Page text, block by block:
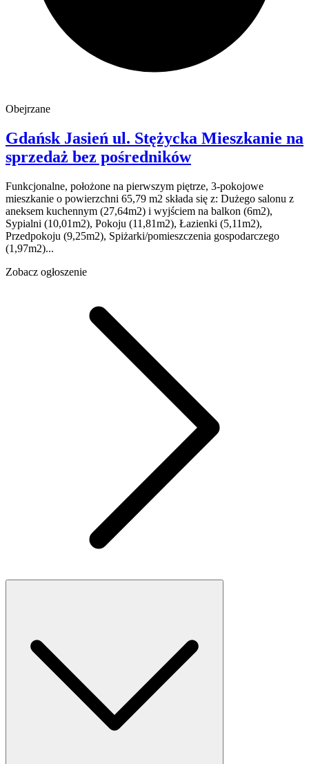
Obejrzane
Gdańsk Jasień ul. Stężycka Mieszkanie na
sprzedaż bez pośredników
Funkcjonalne, położone na pierwszym piętrze, 3-pokojowe
mieszkanie o powierzchni 65,79 m2 składa się z: Dużego salonu z
aneksem kuchennym (27,64m2) i wyjściem na balkon (6m2),
Sypialni (10,01m2), Pokoju (11,81m2), Łazienki (5,11m2),
Przedpokoju (9,25m2), Spiżarki/pomieszczenia gospodarczego
(1,97m2)...
Zobacz ogłoszenie